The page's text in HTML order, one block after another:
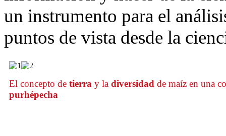
un instrumento para el
puntos de vista desde la
El concepto de tierra y la diversidad de maíz en una
purhépecha